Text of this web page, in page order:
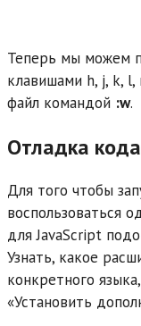
Теперь мы можем
клавишами h, j, k, l,
файл командой :w.
Отладка кода
Для того чтобы
воспользоваться
для JavaScript
Узнать, какое
конкретного
«Установить